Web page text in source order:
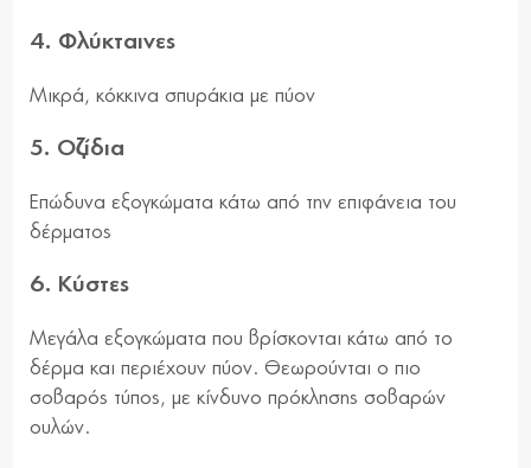
4. Φλύκταινες
Μικρά, κόκκινα σπυράκια με πύον
5. Οζίδια
Επώδυνα εξογκώματα κάτω από την επιφάνεια του
δέρματος
6. Κύστες
Μεγάλα εξογκώματα που βρίσκονται κάτω από το
δέρμα και περιέχουν πύον. Θεωρούνται ο πιο
σοβαρός τύπος, με κίνδυνο πρόκλησης σοβαρών
ουλών.